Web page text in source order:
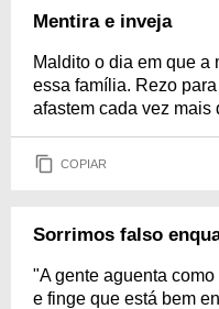
Mentira e inveja
Maldito o dia em que a
essa família. Rezo
afastem cada vez mais
COPIAR
Sorrimos falso
"A gente aguenta
e finge que está bem